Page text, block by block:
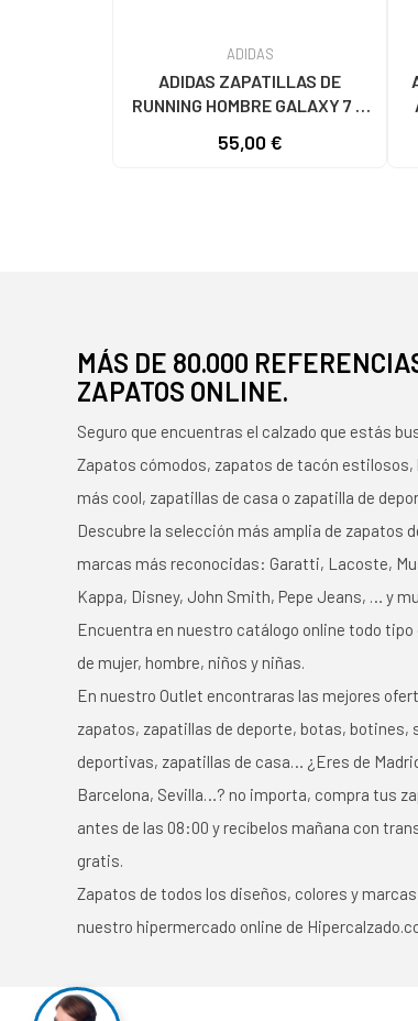
ADIDAS
ADIDAS ZAPATILLAS DE
RUNNING HOMBRE GALAXY 7 M
55,00 €
MÁS DE 80.000
ZAPATOS ONLINE.
Seguro que encuentras el calzado que estás
Zapatos cómodos, zapatos de tacón estilosos,
más cool, zapatillas de casa o zapatilla de
Descubre la selección más amplia de zapatos
marcas más reconocidas: Garatti, Lacoste,
Kappa, Disney, John Smith, Pepe Jeans, … y
Encuentra en nuestro catálogo online todo tipo
de mujer, hombre, niños y niñas.
En nuestro Outlet encontraras las mejores
zapatos, zapatillas de deporte, botas, botines,
deportivas, zapatillas de casa… ¿Eres de
Barcelona, Sevilla…? no importa, compra tus
antes de las 08:00 y recíbelos mañana con
gratis.
Zapatos de todos los diseños, colores y
nuestro hipermercado online de